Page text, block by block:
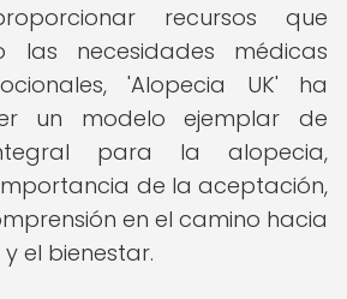
recursos que
las necesidades médicas
'Alopecia UK' ha
un modelo ejemplar de
para la alopecia,
de la aceptación,
en el camino hacia
el bienestar.